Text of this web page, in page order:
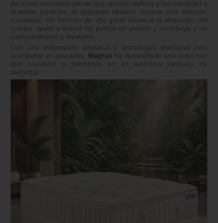
Así como buscamos piezas que aporten belleza y funcionalidad a
nuestros espacios, el descanso también merece una atención
cuidadosa. Un colchón de alta gama favorece la alineación del
cuerpo, ayuda a reducir los puntos de presión y contribuye a un
sueño profundo y reparador.
Con una elaboración artesanal y tecnologías diseñadas para
acompañar el descanso,
Magnusha desarrollado una colección
que convierte la habitación en un auténtico santuario de
bienestar.